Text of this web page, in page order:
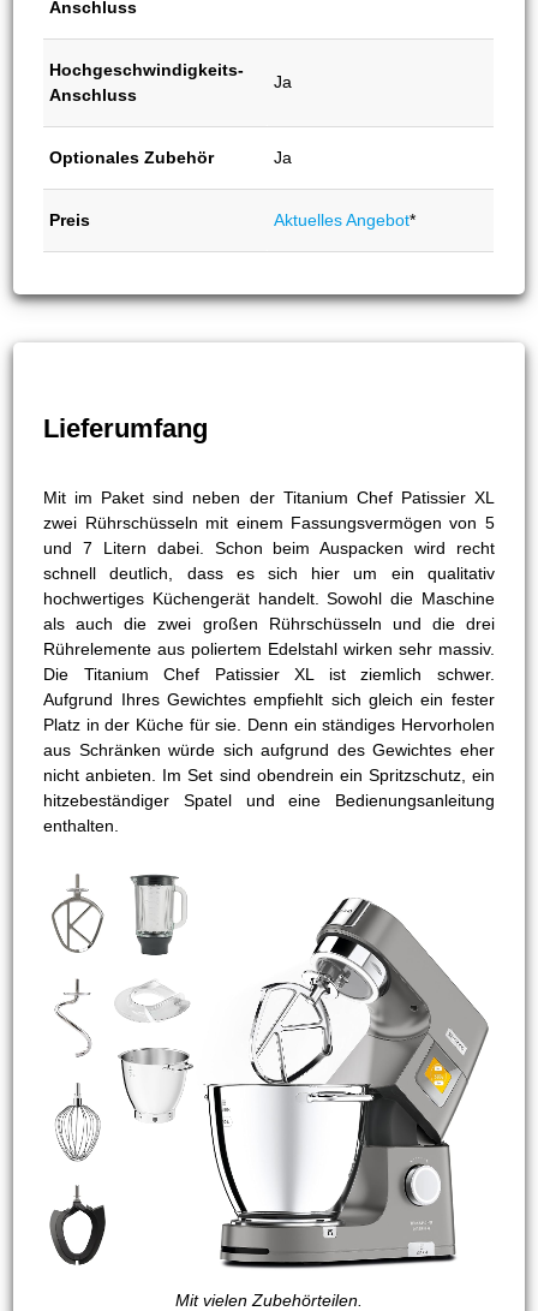
Anschluss
Hochgeschwindigkeits-
Anschluss
Ja
Optionales Zubehör Ja
Preis Aktuelles Angebot*
Lieferumfang
Mit im Paket sind neben der Titanium Chef Patissier XL
zwei Rührschüsseln mit einem Fassungsvermögen von 5
und 7 Litern dabei. Schon beim Auspacken wird recht
schnell deutlich, dass es sich hier um ein qualitativ
hochwertiges Küchengerät handelt. Sowohl die Maschine
als auch die zwei großen Rührschüsseln und die drei
Rührelemente aus poliertem Edelstahl wirken sehr massiv.
Die Titanium Chef Patissier XL ist ziemlich schwer.
Aufgrund Ihres Gewichtes empfiehlt sich gleich ein fester
Platz in der Küche für sie. Denn ein ständiges Hervorholen
aus Schränken würde sich aufgrund des Gewichtes eher
nicht anbieten. Im Set sind obendrein ein Spritzschutz, ein
hitzebeständiger Spatel und eine Bedienungsanleitung
enthalten.
Mit vielen Zubehörteilen.